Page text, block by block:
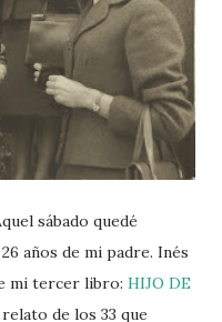
sábado quedé
años de mi padre. Inés
mi tercer libro: HIJO DE
de los 33 que